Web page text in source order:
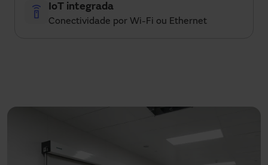
IoT integrada
Conectividade por Wi-Fi ou Ethernet